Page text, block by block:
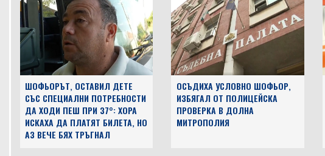
ШОФЬОРЪТ, ОСТАВИЛ ДЕТЕ
СЪС СПЕЦИАЛНИ ПОТРЕБНОСТИ
ДА ХОДИ ПЕШ ПРИ 37°: ХОРА
ИСКАХА ДА ПЛАТЯТ БИЛЕТА, НО
АЗ ВЕЧЕ БЯХ ТРЪГНАЛ
ОСЪДИХА УСЛОВНО ШОФЬОР,
ИЗБЯГАЛ ОТ ПОЛИЦЕЙСКА
ПРОВЕРКА В ДОЛНА
МИТРОПОЛИЯ